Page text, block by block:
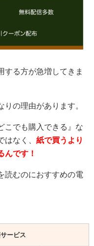
する方が急増してきま
の理由があります。
こでも購入できる』な
はなく、 紙で買うより
んです！
読むのにおすすめの電
ービス